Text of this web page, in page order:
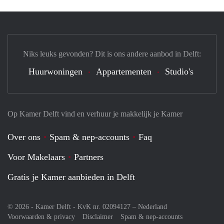
Op Kamer Delft vind en verhuur je makkelijk je Kamer
Over ons Spam & nep-accounts
Faq
Voor Makelaars
Partners
Gratis je Kamer aanbieden in Delft
© 2026 - Kamer Delft - KvK nr. 02094127 – Nederland
Voorwaarden & privacy
Disclaimer
Spam & nep-accounts
Niks leuks gevonden? Dit is ons andere aanbod in Delft:
Huurwoningen Appartementen Studio's